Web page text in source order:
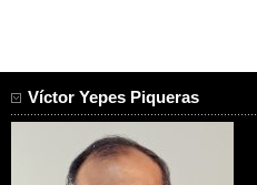
Víctor Yepes Piqueras